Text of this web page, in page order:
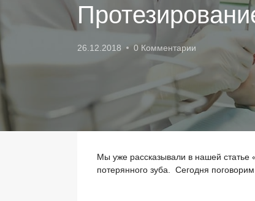
26.12.2018 0 Комментарии
Мы уже рассказывали в нашей статье
потерянного зуба. Сегодня